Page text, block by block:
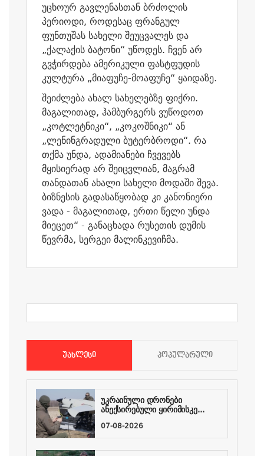
უცხოურ გავლენასთან ბრძოლის
პერიოდი, როდესაც ფრანგულ
ფუნთუშას სახელი შეუცვალეს და
„ქალაქის ბატონი“ უწოდეს. ჩვენ არ
გვჭირდება ამერიკული ფასტფუდის
კულტურა „მიაფუჩე-მოაფუჩე“ ყაიდაზე.
შეიძლება ახალ სახელებზე ფიქრი.
მაგალითად, ჰამბურგერს ვუწოდოთ
„კოტლეტნიკი“, „კოკოშნიკი“ ან
„ლენინგრადული ბუტერბროდი“. რა
თქმა უნდა, ადამიანები ჩვევებს
მყისიერად არ შეიცვლიან, მაგრამ
თანდათან ახალი სახელი მოდაში შევა.
ბიზნესის გადასაწყობად კი კანონიერი
ვადა - მაგალითად, ერთი წელი უნდა
მიეცეთ“ - განაცხადა რუსეთის დუმის
წევრმა, სერგეი მალინკევიჩმა.
ᲣᲐᲮᲚᲔᲡᲘ ᲞᲝᲞᲣᲚᲐᲠᲣᲚᲘ
უკრაინული დრონები
ანექსირებული ყირიმისკე...
07-08-2026